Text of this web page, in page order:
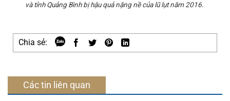
và tỉnh Quảng Bình bị hậu quả nặng nề của lũ lụt năm 2016.
Chia sẻ:
Các tin liên quan